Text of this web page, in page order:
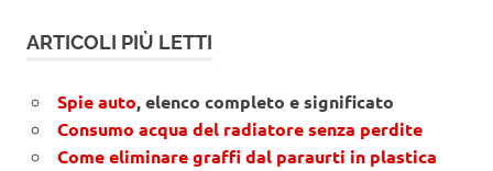
ARTICOLI PIÙ LETTI
Spie auto, elenco completo e significato
Consumo acqua del radiatore senza perdite
Come eliminare graffi dal paraurti in plastica